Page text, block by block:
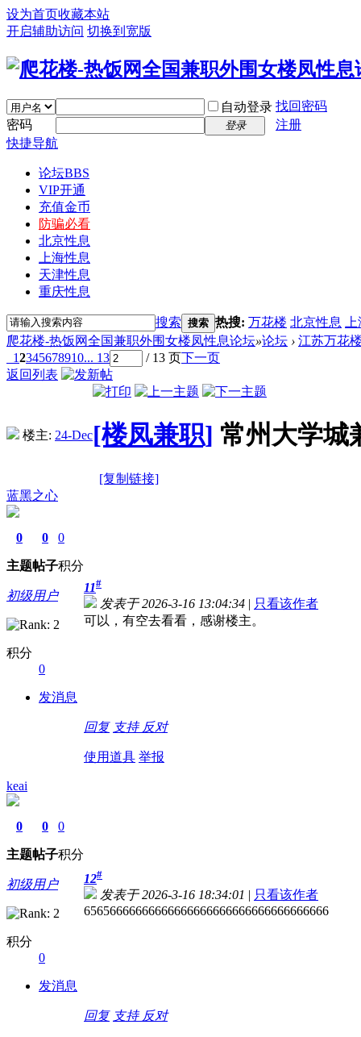
设为首页收藏本站
开启辅助访问 切换到宽版
自动登录 找回密码
密码
登录
注册
快捷导航
论坛BBS
VIP开通
充值金币
防骗必看
北京性息
上海性息
天津性息
重庆性息
搜索 搜索 热搜: 万花楼 北京性息
爬花楼-热饭网全国兼职外围女楼凤性息论坛»论坛 › 江苏万花
12345678910... 13 / 13 页下一页
返回列表
楼主: 24-Dec[楼凤兼职] 常州大学城
[复制链接]
蓝黑之心
0
主题
0
帖子
0
积分
初级用户
积分
0
发消息
11#
发表于 2026-3-16 13:04:34 | 只看该作者
可以，有空去看看，感谢楼主。
回复 支持 反对
使用道具 举报
keai
0
主题
0
帖子
0
积分
初级用户
积分
0
发消息
12#
发表于 2026-3-16 18:34:01 | 只看该作者
65656666666666666666666666666666666666
回复 支持 反对